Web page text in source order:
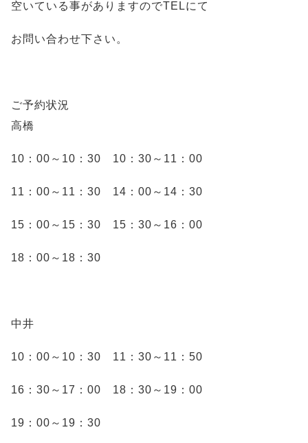
空いている事がありますのでTELにて
お問い合わせ下さい。
ご予約状況
高橋
10：00～10：30 10：30～11：00
11：00～11：30 14：00～14：30
15：00～15：30 15：30～16：00
18：00～18：30
中井
10：00～10：30 11：30～11：50
16：30～17：00 18：30～19：00
19：00～19：30